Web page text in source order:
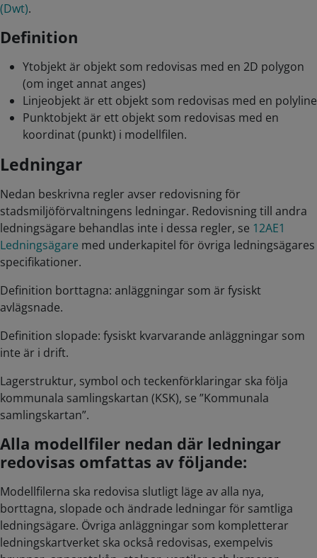
(Dwt).
Definition
Ytobjekt är objekt som redovisas med en 2D polygon
(om inget annat anges)
Linjeobjekt är ett objekt som redovisas med en polyline
Punktobjekt är ett objekt som redovisas med en
koordinat (punkt) i modellfilen.
Ledningar
Nedan beskrivna regler avser redovisning för
stadsmiljöförvaltningens ledningar. Redovisning till andra
ledningsägare behandlas inte i dessa regler, se 12AE1
Ledningsägare med underkapitel för övriga ledningsägares
specifikationer.
Definition borttagna: anläggningar som är fysiskt
avlägsnade.
Definition slopade: fysiskt kvarvarande anläggningar som
inte är i drift.
Lagerstruktur, symbol och teckenförklaringar ska följa
kommunala samlingskartan (KSK), se ”Kommunala
samlingskartan”.
Alla modellfiler nedan där ledningar
redovisas omfattas av följande:
Modellfilerna ska redovisa slutligt läge av alla nya,
borttagna, slopade och ändrade ledningar för samtliga
ledningsägare. Övriga anläggningar som kompletterar
ledningskartverket ska också redovisas, exempelvis